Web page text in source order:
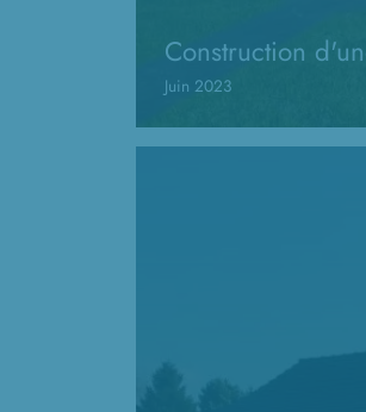
Construction
Juin 2023